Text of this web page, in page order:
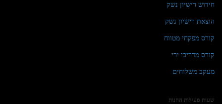
חידוש רישיון נשק
הוצאת רישיון נשק
קורס מפקחי מטווח
קורס מדריכי ירי
מעקב משלוחים
שעות פעילות החנות